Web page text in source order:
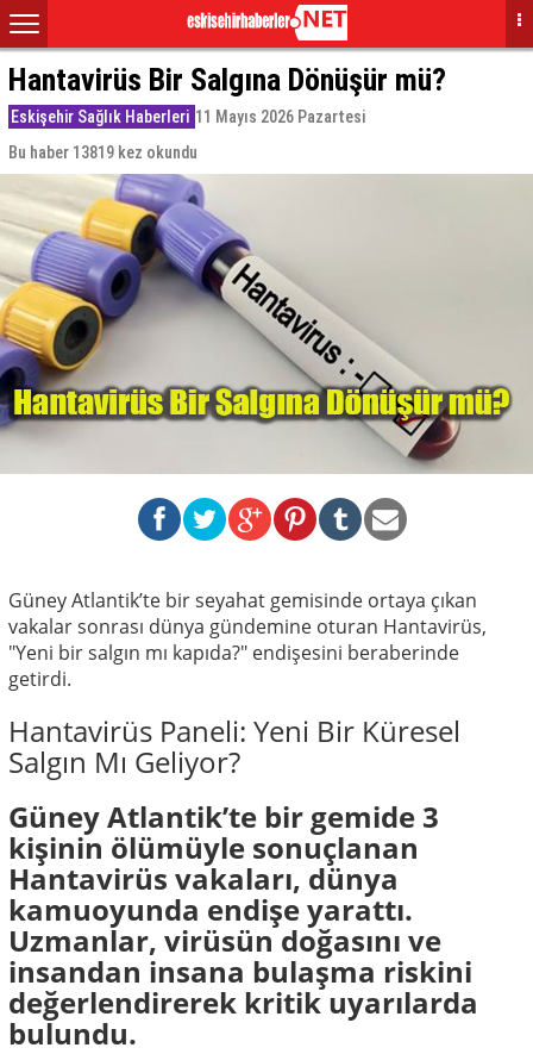
Hantavirüs Bir Salgına Dönüşür mü?
Eskişehir Sağlık Haberleri 11 Mayıs 2026 Pazartesi
Bu haber 13819 kez okundu
Güney Atlantik’te bir seyahat gemisinde ortaya çıkan
vakalar sonrası dünya gündemine oturan Hantavirüs,
"Yeni bir salgın mı kapıda?" endişesini beraberinde
getirdi.
Hantavirüs Paneli: Yeni Bir Küresel
Salgın Mı Geliyor?
Güney Atlantik’te bir gemide 3
kişinin ölümüyle sonuçlanan
Hantavirüs vakaları, dünya
kamuoyunda endişe yarattı.
Uzmanlar, virüsün doğasını ve
insandan insana bulaşma riskini
değerlendirerek kritik uyarılarda
bulundu.